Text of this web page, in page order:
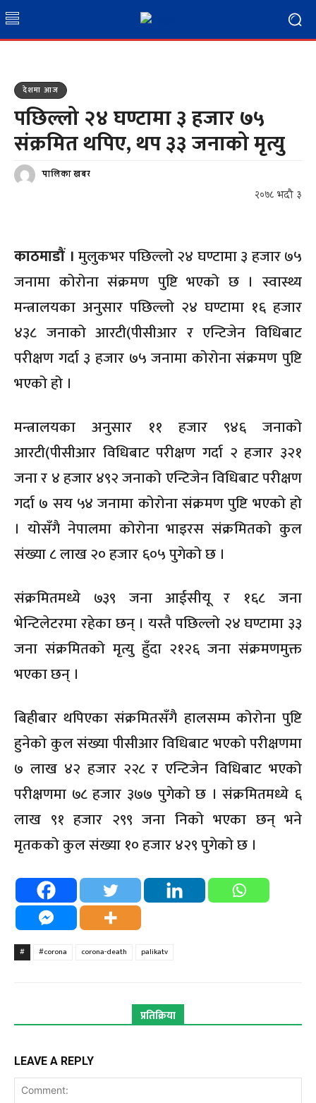
देशमा आज
पछिल्लो २४ घण्टामा ३ हजार ७५
संक्रमित थपिए, थप ३३ जनाको मृत्यु
पालिका खबर
२०७८ भदौ ३
काठमाडौं । मुलुकभर पछिल्लो २४ घण्टामा ३ हजार ७५
जनामा कोरोना संक्रमण पुष्टि भएको छ । स्वास्थ्य
मन्त्रालयका अनुसार पछिल्लो २४ घण्टामा १६ हजार
४३८ जनाको आरटी(पीसीआर र एन्टिजेन विधिबाट
परीक्षण गर्दा ३ हजार ७५ जनामा कोरोना संक्रमण पुष्टि
भएको हो ।
मन्त्रालयका अनुसार ११ हजार ९४६ जनाको
आरटी(पीसीआर विधिबाट परीक्षण गर्दा २ हजार ३२१
जना र ४ हजार ४९२ जनाको एन्टिजेन विधिबाट परीक्षण
गर्दा ७ सय ५४ जनामा कोरोना संक्रमण पुष्टि भएको हो
। योसँगै नेपालमा कोरोना भाइरस संक्रमितको कुल
संख्या ८ लाख २० हजार ६०५ पुगेको छ ।
संक्रमितमध्ये ७३९ जना आईसीयू र १६८ जना
भेन्टिलेटरमा रहेका छन् । यस्तै पछिल्लो २४ घण्टामा ३३
जना संक्रमितको मृत्यु हुँदा २१२६ जना संक्रमणमुक्त
भएका छन् ।
बिहीबार थपिएका संक्रमितसँगै हालसम्म कोरोना पुष्टि
हुनेको कुल संख्या पीसीआर विधिबाट भएको परीक्षणमा
७ लाख ४२ हजार २२८ र एन्टिजेन विधिबाट भएको
परीक्षणमा ७८ हजार ३७७ पुगेको छ । संक्रमितमध्ये ६
लाख ९१ हजार २९९ जना निको भएका छन् भने
मृतकको कुल संख्या १० हजार ४२९ पुगेको छ ।
# #corona corona-death palikatv
प्रतिक्रिया
LEAVE A REPLY